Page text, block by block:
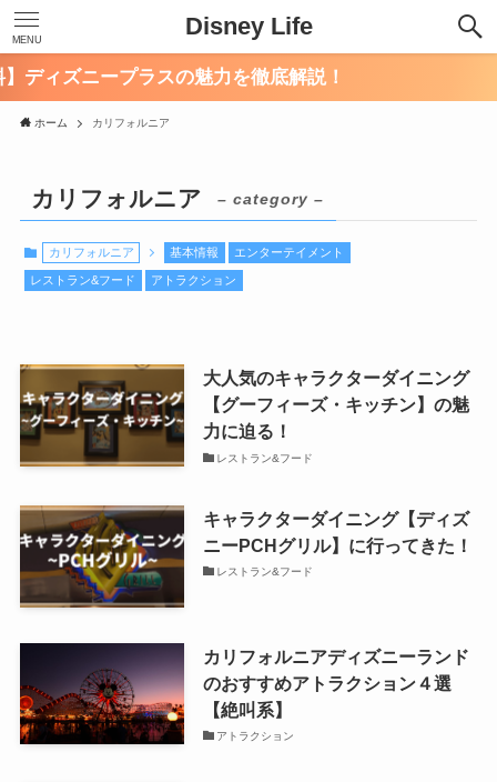
Disney Life
MENU
ィズニープラスの魅力を徹底解説！
ホーム カリフォルニア
カリフォルニア – category –
カリフォルニア 基本情報 エンターテイメント
レストラン&フード アトラクション
大人気のキャラクターダイニング
【グーフィーズ・キッチン】の魅
力に迫る！
レストラン&フード
キャラクターダイニング【ディズ
ニーPCHグリル】に行ってきた！
レストラン&フード
カリフォルニアディズニーランド
のおすすめアトラクション４選
【絶叫系】
アトラクション